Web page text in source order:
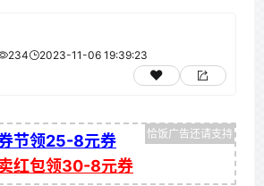
234 2023-11-06 19:39:23
节领25-8元券
红包领30-8元券